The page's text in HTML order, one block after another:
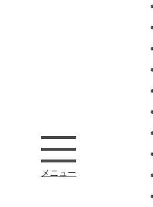
メニュー